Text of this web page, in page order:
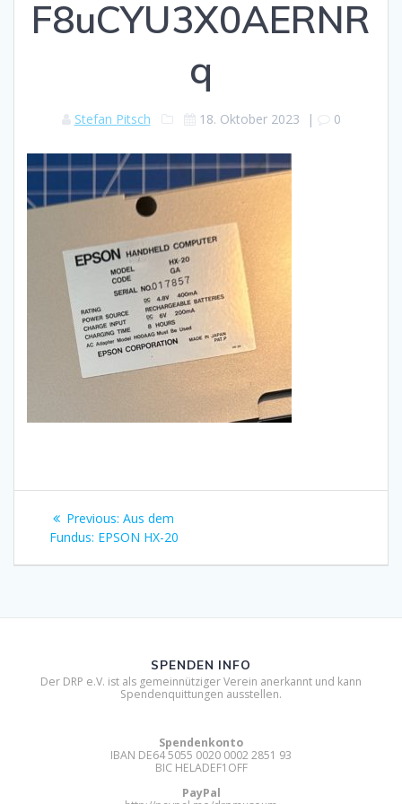
F8uCYU3X0AERNR
q
Stefan Pitsch 18. Oktober 2023 | 0
Beitragsnavigation
Previous: Previous
post:
Aus dem
Fundus: EPSON HX-20
SPENDEN INFO
Der DRP e.V. ist als gemeinnütziger Verein anerkannt und kann
Spendenquittungen ausstellen.
Spendenkonto
IBAN DE64 5055 0020 0002 2851 93
BIC HELADEF1OFF
PayPal